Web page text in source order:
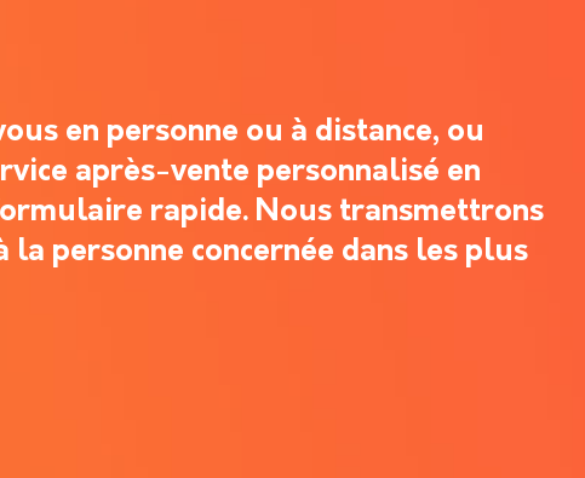
en personne ou à distance, ou
après-vente personnalisé en
rapide. Nous transmettrons
la personne concernée dans les plus